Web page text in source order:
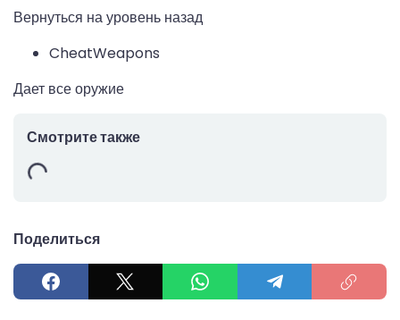
Вернуться на уровень назад
CheatWeapons
Дает все оружие
Смотрите также
Поделиться